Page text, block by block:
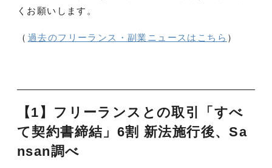
くお願いします。
（ 過去のフリーランス・副業ニュースはこちら ）
【1】フリーランスとの取引「すべ
て契約書締結」6割 新法施行後、Sa
nsan調べ